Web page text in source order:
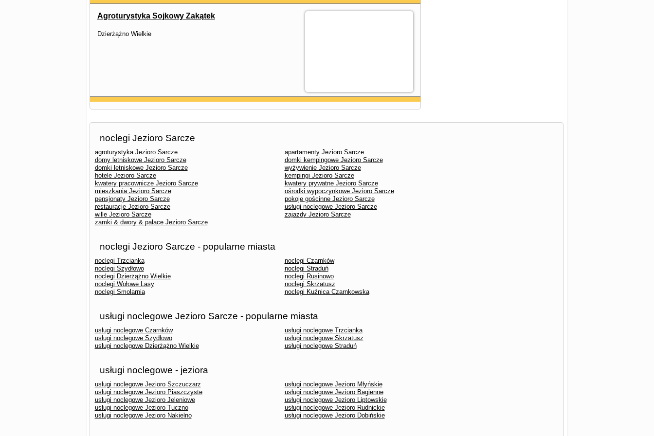
Agroturystyka Sojkowy Zakątek
Dzierżążno Wielkie
noclegi Jezioro Sarcze
agroturystyka Jezioro Sarcze
apartamenty Jezioro Sarcze
domy letniskowe Jezioro Sarcze
domki kempingowe Jezioro Sarcze
domki letniskowe Jezioro Sarcze
wyżywienie Jezioro Sarcze
hotele Jezioro Sarcze
kempingi Jezioro Sarcze
kwatery pracownicze Jezioro Sarcze
kwatery prywatne Jezioro Sarcze
mieszkania Jezioro Sarcze
ośrodki wypoczynkowe Jezioro Sarcze
pensjonaty Jezioro Sarcze
pokoje gościnne Jezioro Sarcze
restauracje Jezioro Sarcze
usługi noclegowe Jezioro Sarcze
wille Jezioro Sarcze
zajazdy Jezioro Sarcze
zamki & dwory & pałace Jezioro Sarcze
noclegi Jezioro Sarcze - popularne miasta
noclegi Trzcianka
noclegi Czarnków
noclegi Szydłowo
noclegi Straduń
noclegi Dzierżążno Wielkie
noclegi Rusinowo
noclegi Wołowe Lasy
noclegi Skrzatusz
noclegi Smolarnia
noclegi Kuźnica Czarnkowska
usługi noclegowe Jezioro Sarcze - popularne miasta
usługi noclegowe Czarnków
usługi noclegowe Trzcianka
usługi noclegowe Szydłowo
usługi noclegowe Skrzatusz
usługi noclegowe Dzierżążno Wielkie
usługi noclegowe Straduń
usługi noclegowe - jeziora
usługi noclegowe Jezioro Szczuczarz
usługi noclegowe Jezioro Młyńskie
usługi noclegowe Jezioro Piaszczyste
usługi noclegowe Jezioro Bagienne
usługi noclegowe Jezioro Jeleniowe
usługi noclegowe Jezioro Liptowskie
usługi noclegowe Jezioro Tuczno
usługi noclegowe Jezioro Rudnickie
usługi noclegowe Jezioro Nakielno
usługi noclegowe Jezioro Dobińskie